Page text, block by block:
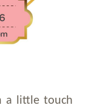
a little touch